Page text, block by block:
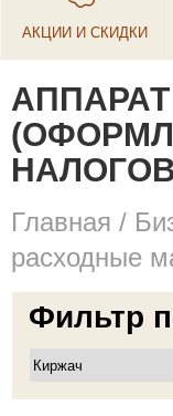
АКЦИИ И СКИДКИ
Главная /
расходные
Фильтр